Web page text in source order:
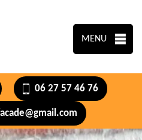
MENU
06 27 57 46 76